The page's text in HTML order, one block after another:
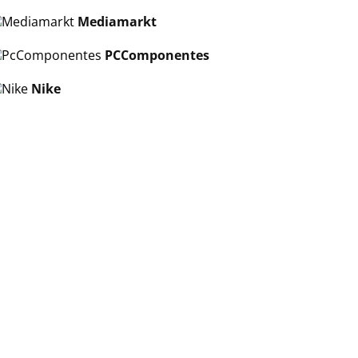
Mediamarkt
PCComponentes
Nike